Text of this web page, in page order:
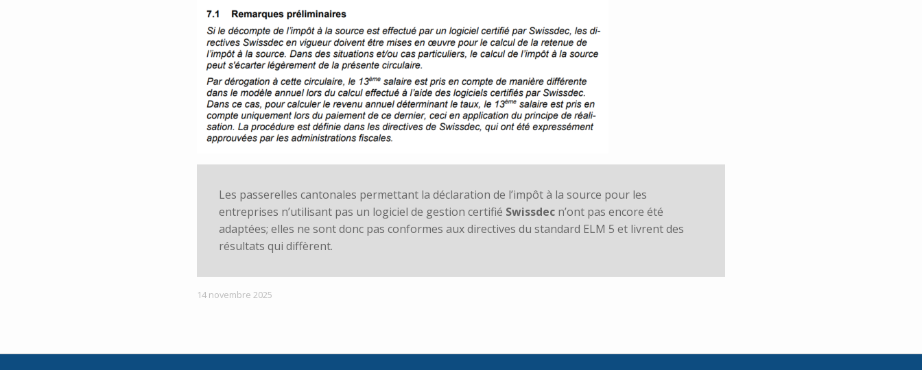
Les passerelles cantonales permettant la déclaration de l’impôt à la source pour les
entreprises n’utilisant pas un logiciel de gestion certifié Swissdec n’ont pas encore été
adaptées; elles ne sont donc pas conformes aux directives du standard ELM 5 et livrent des
résultats qui diffèrent.
14 novembre 2025